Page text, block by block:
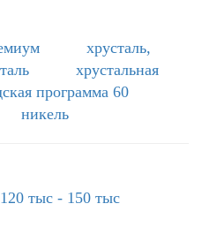
хрусталь,
хрустальная
программа 60
никель
120 тыс - 150 тыс